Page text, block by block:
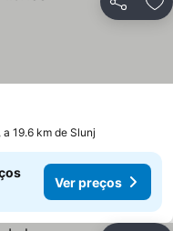
Partilhar
19.6 km de Slunj
Ver preços